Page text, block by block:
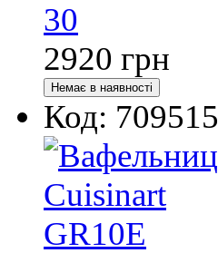
2920 грн
Код: 709515